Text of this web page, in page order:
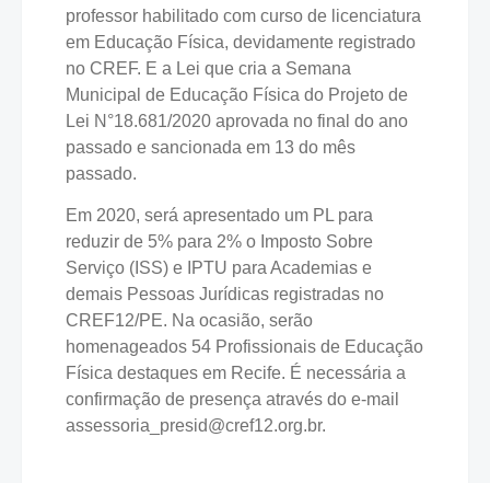
professor habilitado com curso de licenciatura
em Educação Física, devidamente registrado
no CREF. E a Lei que cria a Semana
Municipal de Educação Física do Projeto de
Lei N°18.681/2020 aprovada no final do ano
passado e sancionada em 13 do mês
passado.
Em 2020, será apresentado um PL para
reduzir de 5% para 2% o Imposto Sobre
Serviço (ISS) e IPTU para Academias e
demais Pessoas Jurídicas registradas no
CREF12/PE. Na ocasião, serão
homenageados 54 Profissionais de Educação
Física destaques em Recife. É necessária a
confirmação de presença através do e-mail
assessoria_presid@cref12.org.br.